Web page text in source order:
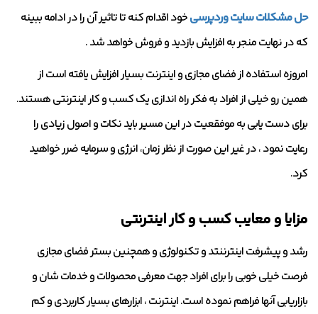
حل مشکلات سایت وردپرسیخود اقدام کنه تا تاثیر آن را در ادامه ببینه
که در نهایت منجر به افزایش بازدید و فروش خواهد شد .
امروزه استفاده از فضای مجازی و اینترنت بسیار افزایش یافته است از
همین رو خیلی از افراد به فکر راه اندازی یک کسب و کار اینترنتی هستند.
برای دست یابی به موفقعیت در این مسیر باید نکات و اصول زیادی را
رعایت نمود ، در غیر این صورت از نظر زمان، انرژی و سرمایه ضرر خواهید
کرد.
مزایا و معایب کسب و کار اینترنتی
رشد و پیشرفت اینترننتد و تکنولوژی و همچنین بستر فضای مجازی
فرصت خیلی خوبی را برای افراد جهت معرفی محصولات و خدمات شان و
بازاریابی آنها فراهم نموده است. اینترنت ، ابزارهای بسیار کاربردی و کم